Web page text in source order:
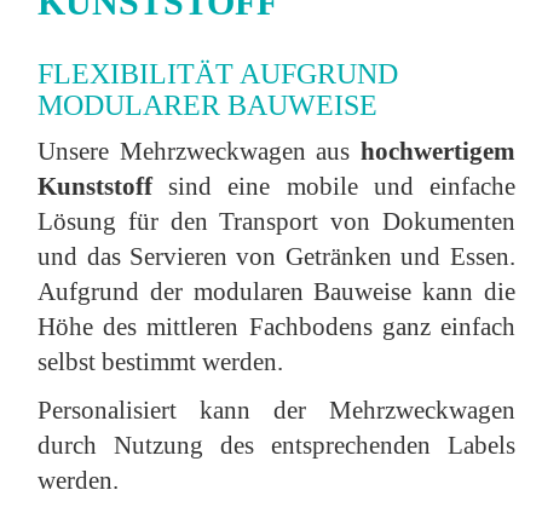
FLEXIBILITÄT AUFGRUND
MODULARER BAUWEISE
Unsere Mehrzweckwagen aus hochwertigem
Kunststoffsind eine mobile und einfache
Lösung für den Transport von Dokumenten
und das Servieren von Getränken und Essen.
Aufgrund der modularen Bauweise kann die
Höhe des mittleren Fachbodens ganz einfach
selbst bestimmt werden.
Personalisiert kann der Mehrzweckwagen
durch Nutzung des entsprechenden Labels
werden.